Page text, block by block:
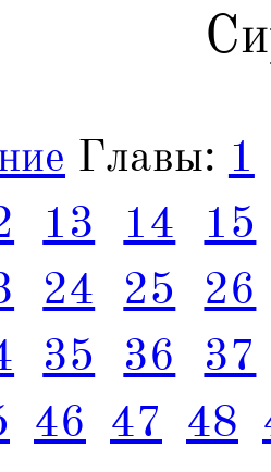
Главы: 1
13 14
15
24 25
26
35 36
37
46 47 48